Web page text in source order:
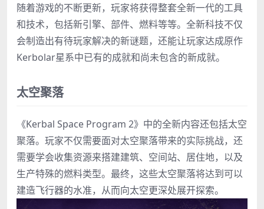
随着游戏的不断更新，玩家将获得整套全新一代的工具
和技术，包括新引擎、部件、燃料等等。全新科技不仅
会制造出有待玩家解决的新谜题，还能让玩家达成原作
Kerbolar星系中已有的成就和尚未包含的新成就。
太空聚落
《Kerbal Space Program 2》中的全新内容还包括太空
聚落。玩家不仅需要面对太空聚落带来的实际挑战，还
需要学会收集资源来搭建建筑、空间站、居住地，以及
生产特殊的燃料类型。最终，这些太空聚落将达到可以
建造飞行器的水准，从而向太空更深处展开探索。